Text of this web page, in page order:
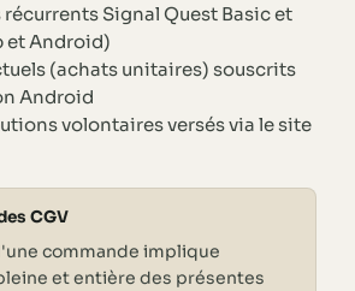
Signal Quest Basic et
et Android)
(achats unitaires) souscrits
Android
volontaires versés via le site
CGV
commande implique
et entière des présentes